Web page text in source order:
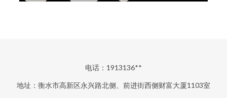
电话：1913136**
地址：衡水市高新区永兴路北侧、前进街西侧财富大厦1103室